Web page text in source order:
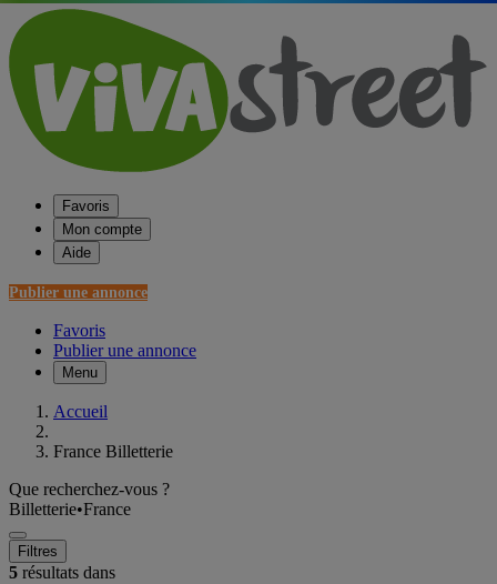
Favoris
Mon compte
Aide
Publier une annonce
Favoris
Publier une annonce
Menu
Accueil
France Billetterie
Que recherchez-vous ?
Billetterie•France
Filtres
5 résultats dans